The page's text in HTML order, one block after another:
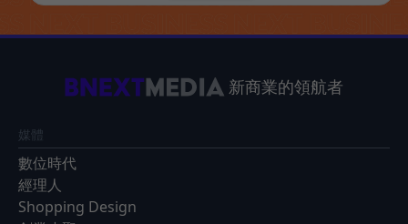
新商業的領航者
媒體
數位時代
經理人
Shopping Design